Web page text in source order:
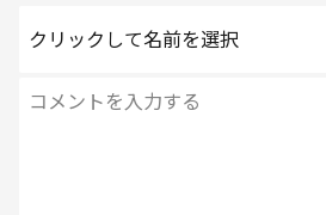
クリックして名前を選択